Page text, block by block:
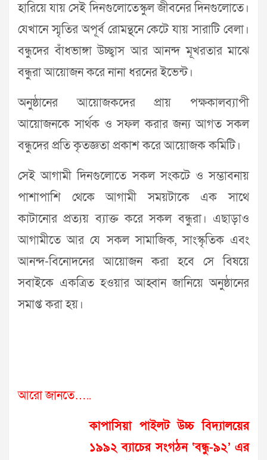
হারিয়ে যায় সেই দিনগুলোতেস্কুল জীবনের দিনগুলোতে।
যেখানে স্মৃতির অপূর্ব রোমন্থনে কেটে যায় সারাটি বেলা।
বন্ধুদের বাঁধভাঙ্গা উচ্ছ্বাস আর আনন্দ মূখরতার মাঝে
বন্ধুরা আয়োজন করে নানা ধরনের ইভেন্ট।
অনুষ্ঠানের আয়োজকদের প্রায় পক্ষকালব্যাপী
আয়োজনকে সার্থক ও সফল করার জন্য আগত সকল
বন্ধুদের প্রতি কৃতজ্ঞতা প্রকাশ করে আয়োজক কমিটি।
সেই আগামী দিনগুলোতে সকল সংকটে ও সম্ভাবনায়
পাশাপাশি থেকে আগামী সময়টাকে এক সাথে
কাটানোর প্রত্যয় ব্যাক্ত করে সকল বন্ধুরা। এছাড়াও
আগামীতে আর যে সকল সামাজিক, সাংস্কৃতিক এবং
আনন্দ-বিনোদনের আয়োজন করা হবে সে বিষয়ে
সবাইকে একত্রিত হওয়ার আহ্বান জানিয়ে অনুষ্ঠানের
সমাপ্ত করা হয়।
আরো জানতে…..
কাপাসিয়া পাইলট উচ্চ বিদ্যালয়ের
১৯৯২ ব্যাচের সংগঠন ‘বন্ধু-৯২’ এর